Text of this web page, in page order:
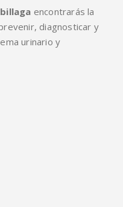
encontrarás la
diagnosticar y
urinario y